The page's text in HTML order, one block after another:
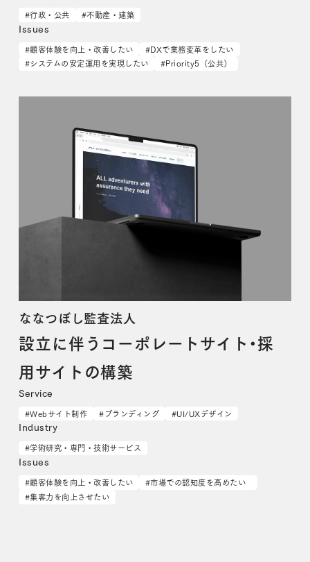
#行政・公共 #不動産・建築
Issues
#顧客体験を向上・改善したい
#DXで業務変革をしたい
#システムの安定運用を実現したい
#Priority5（公共）
ななつぼし監査法人
設立に伴うコーポレートサイト・採
用サイトの構築
Service
#Webサイト制作 #ブランディング #UI/UXデザイン
Industry
#学術研究・専門・技術サービス
Issues
#顧客体験を向上・改善したい
#市場での認知度を高めたい
#集客力を向上させたい